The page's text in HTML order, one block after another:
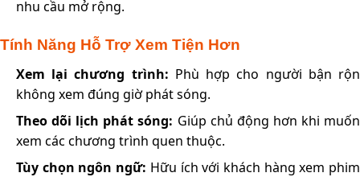
nhu cầu mở rộng.
Tính Năng Hỗ Trợ Xem Tiện Hơn
Xem lại chương trình: Phù hợp cho người bận rộn
không xem đúng giờ phát sóng.
Theo dõi lịch phát sóng: Giúp chủ động hơn khi muốn
xem các chương trình quen thuộc.
Tùy chọn ngôn ngữ: Hữu ích với khách hàng xem phim